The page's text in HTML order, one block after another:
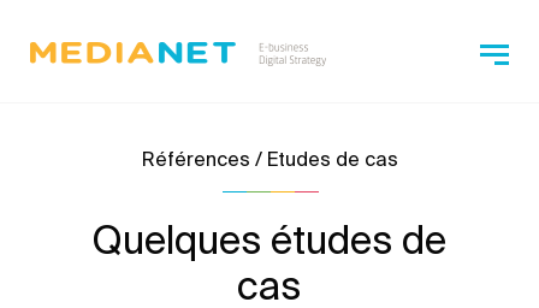
Références / Etudes de cas
Quelques études de
cas